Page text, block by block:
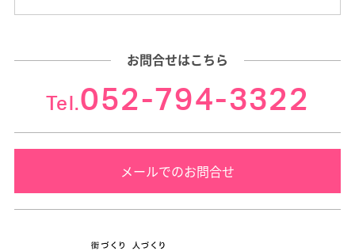
お問合せはこちら
Tel.052-794-3322
メールでのお問合せ